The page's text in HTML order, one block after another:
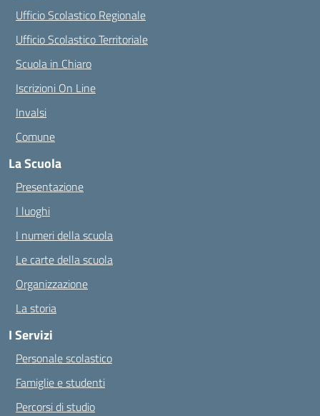
Ufficio Scolastico Regionale
Ufficio Scolastico Territoriale
Scuola in Chiaro
Iscrizioni On Line
Invalsi
Comune
La Scuola
Presentazione
I luoghi
I numeri della scuola
Le carte della scuola
Organizzazione
La storia
I Servizi
Personale scolastico
Famiglie e studenti
Percorsi di studio